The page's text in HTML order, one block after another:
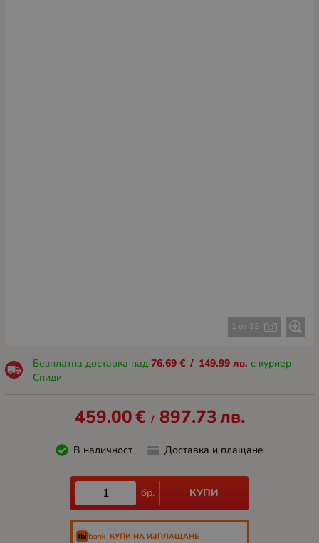
1 от 12
Безплатна доставка над 76.69 € / 149.99 лв. с куриер
Спиди
459.00€ / 897.73лв.
В наличност Доставка и плащане
бр. КУПИ
КУПИ НА ИЗПЛАЩАНЕ